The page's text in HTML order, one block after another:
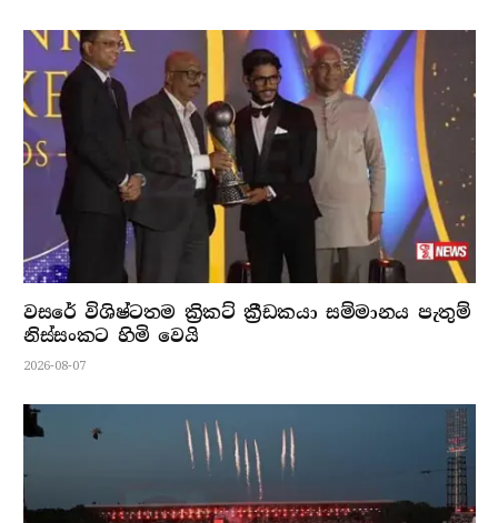
වසරේ විශිෂ්ටතම ක්‍රිකට් ක්‍රීඩකයා සම්මානය පැතුම්
නිස්සංකට හිමි වෙයි
2026-08-07